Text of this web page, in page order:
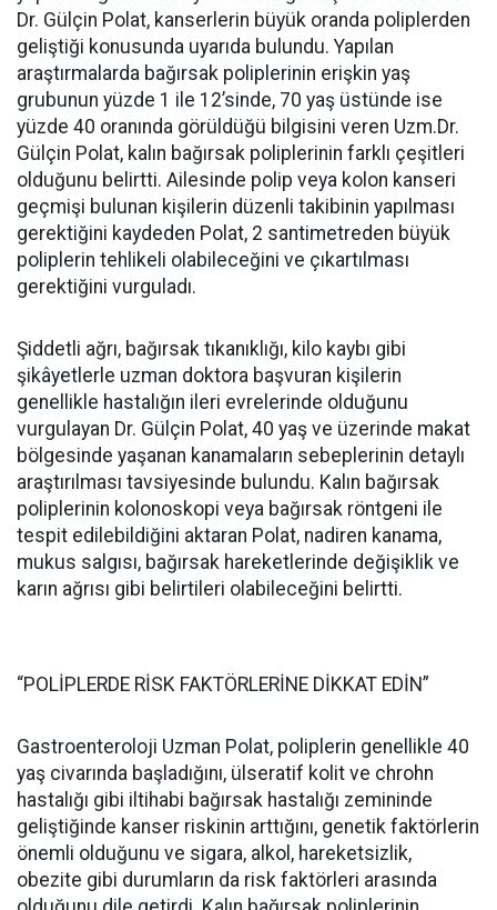
Dr. Gülçin Polat, kanserlerin büyük oranda poliplerden
geliştiği konusunda uyarıda bulundu. Yapılan
araştırmalarda bağırsak poliplerinin erişkin yaş
grubunun yüzde 1 ile 12’sinde, 70 yaş üstünde ise
yüzde 40 oranında görüldüğü bilgisini veren Uzm.Dr.
Gülçin Polat, kalın bağırsak poliplerinin farklı çeşitleri
olduğunu belirtti. Ailesinde polip veya kolon kanseri
geçmişi bulunan kişilerin düzenli takibinin yapılması
gerektiğini kaydeden Polat, 2 santimetreden büyük
poliplerin tehlikeli olabileceğini ve çıkartılması
gerektiğini vurguladı.
Şiddetli ağrı, bağırsak tıkanıklığı, kilo kaybı gibi
şikâyetlerle uzman doktora başvuran kişilerin
genellikle hastalığın ileri evrelerinde olduğunu
vurgulayan Dr. Gülçin Polat, 40 yaş ve üzerinde makat
bölgesinde yaşanan kanamaların sebeplerinin detaylı
araştırılması tavsiyesinde bulundu. Kalın bağırsak
poliplerinin kolonoskopi veya bağırsak röntgeni ile
tespit edilebildiğini aktaran Polat, nadiren kanama,
mukus salgısı, bağırsak hareketlerinde değişiklik ve
karın ağrısı gibi belirtileri olabileceğini belirtti.
“POLİPLERDE RİSK FAKTÖRLERİNE DİKKAT EDİN”
Gastroenteroloji Uzman Polat, poliplerin genellikle 40
yaş civarında başladığını, ülseratif kolit ve chrohn
hastalığı gibi iltihabi bağırsak hastalığı zemininde
geliştiğinde kanser riskinin arttığını, genetik faktörlerin
önemli olduğunu ve sigara, alkol, hareketsizlik,
obezite gibi durumların da risk faktörleri arasında